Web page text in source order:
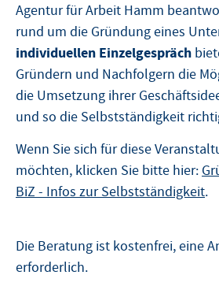
Agentur für Arbeit Hamm
rund um die Gründung eines
individuellen Einzelgespräch
Gründern und Nachfolgern die
die Umsetzung ihrer
und so die Selbstständigkeit
Wenn Sie sich für diese
möchten, klicken Sie bitte hier:
BiZ - Infos zur Selbstständigkeit.
Die Beratung ist kostenfrei, eine
erforderlich.